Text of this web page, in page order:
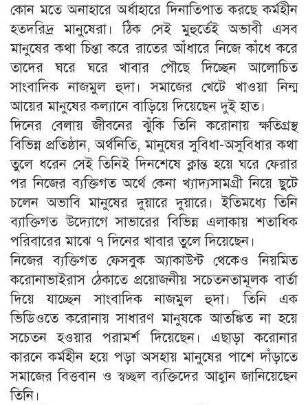
কোন মতে অনাহারে অর্ধাহারে দিনাতিপাত করছে কর্মহীন
হতদরিদ্র মানুষেরা। ঠিক সেই মুহুর্তেই অভাবী এসব
মানুষের কথা চিন্তা করে রাতের আঁধারে নিজে কাঁধে করে
তাদের ঘরে ঘরে খাবার পৌছে দিচ্ছেন আলোচিত
সাংবাদিক নাজমুল হুদা। সমাজের খেটে খাওয়া নিন্ম
আয়ের মানুষের কল্যানে বাড়িয়ে দিয়েছেন দুই হাত।
দিনের বেলায় জীবনের ঝুঁকি তিনি করোনায় ক্ষতিগ্রস্থ
বিভিন্ন প্রতিষ্ঠান, অর্থনিতি, মানুষের সুবিধা-অসুবিধার কথা
তুলে ধরেন সেই তিনিই দিনশেষে ক্লান্ত হয়ে ঘরে ফেরার
পর নিজের ব্যক্তিগত অর্থে কেনা খ্যাদ্যসামগ্রী নিয়ে ছুটে
চলেন অভাবি মানুষের দুয়ারে দুয়ারে। ইতিমধ্যে তিনি
ব্যাক্তিগত উদ্যোগে সাভারের বিভিন্ন এলাকায় শতাধিক
পরিবারের মাঝে ৭ দিনের খাবার তুলে দিয়েছেন।
নিজের ব্যক্তিগত ফেসবুক অ্যাকাউন্ট থেকেও নিয়মিত
করোনাভাইরাস ঠেকাতে প্রয়োজনীয় সচেতনতামূলক বার্তা
দিয়ে যাচ্ছেন সাংবাদিক নাজমুল হুদা। তিনি এক
ভিডিওতে করোনায় সাধারণ মানুষকে আতঙ্কিত না হয়ে
সচেতন হওয়ার পরামর্শ দিয়েছেন। এছাড়া করোনার
কারনে কর্মহীন হয়ে পড়া অসহায় মানুষের পাশে দাঁড়াতে
সমাজের বিত্তবান ও স্বচ্ছল ব্যক্তিদের আহ্বান জানিয়েছেন
তিনি।